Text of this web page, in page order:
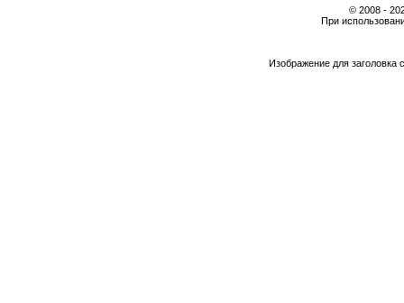
© 2008 -
При
Изображение для